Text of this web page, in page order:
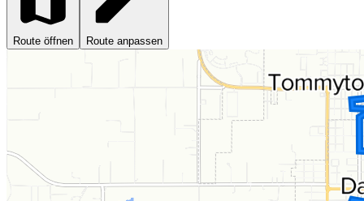
Route öffnen Route anpassen